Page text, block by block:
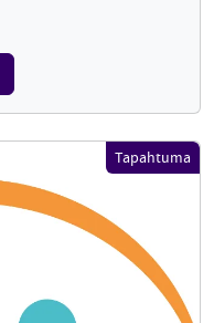
Tapahtuma